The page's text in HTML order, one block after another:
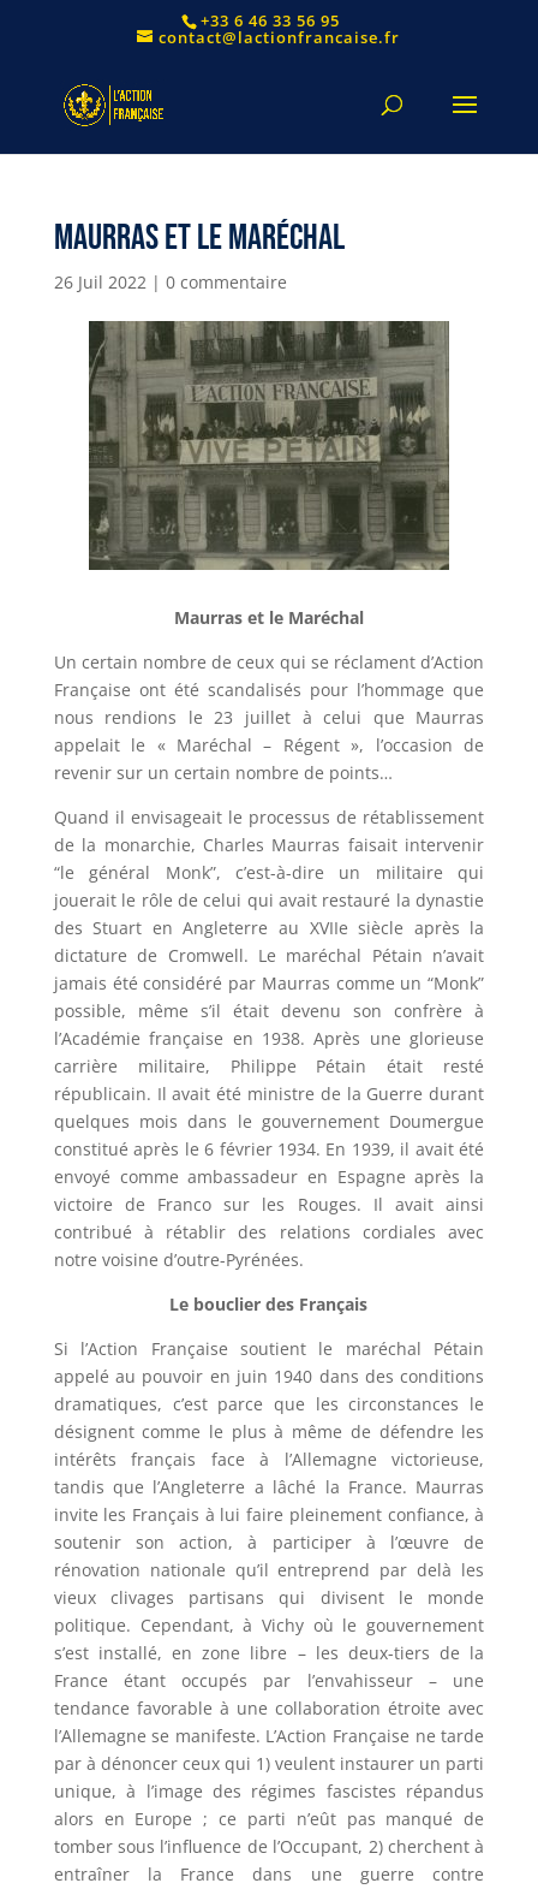
+33 6 46 33 56 95
contact@lactionfrancaise.fr
Maurras et le Maréchal
26 Juil 2022| 0 commentaire
Maurras et le Maréchal
Un certain nombre de ceux qui se réclament d’Action
Française ont été scandalisés pour l’hommage que
nous rendions le 23 juillet à celui que Maurras
appelait le « Maréchal – Régent », l’occasion de
revenir sur un certain nombre de points…
Quand il envisageait le processus de rétablissement
de la monarchie, Charles Maurras faisait intervenir
“le général Monk”, c’est-à-dire un militaire qui
jouerait le rôle de celui qui avait restauré la dynastie
des Stuart en Angleterre au XVIIe siècle après la
dictature de Cromwell. Le maréchal Pétain n’avait
jamais été considéré par Maurras comme un “Monk”
possible, même s’il était devenu son confrère à
l’Académie française en 1938. Après une glorieuse
carrière militaire, Philippe Pétain était resté
républicain. Il avait été ministre de la Guerre durant
quelques mois dans le gouvernement Doumergue
constitué après le 6 février 1934. En 1939, il avait été
envoyé comme ambassadeur en Espagne après la
victoire de Franco sur les Rouges. Il avait ainsi
contribué à rétablir des relations cordiales avec
notre voisine d’outre-Pyrénées.
Le bouclier des Français
Si l’Action Française soutient le maréchal Pétain
appelé au pouvoir en juin 1940 dans des conditions
dramatiques, c’est parce que les circonstances le
désignent comme le plus à même de défendre les
intérêts français face à l’Allemagne victorieuse,
tandis que l’Angleterre a lâché la France. Maurras
invite les Français à lui faire pleinement confiance, à
soutenir son action, à participer à l’œuvre de
rénovation nationale qu’il entreprend par delà les
vieux clivages partisans qui divisent le monde
politique. Cependant, à Vichy où le gouvernement
s’est installé, en zone libre – les deux-tiers de la
France étant occupés par l’envahisseur – une
tendance favorable à une collaboration étroite avec
l’Allemagne se manifeste. L’Action Française ne tarde
par à dénoncer ceux qui 1) veulent instaurer un parti
unique, à l’image des régimes fascistes répandus
alors en Europe ; ce parti n’eût pas manqué de
tomber sous l’influence de l’Occupant, 2) cherchent à
entraîner la France dans une guerre contre